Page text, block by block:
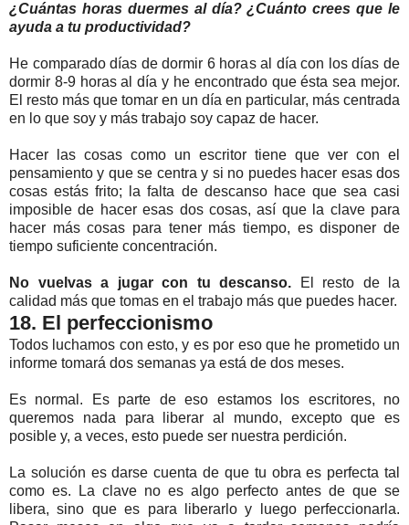
¿Cuántas horas duermes al día? ¿Cuánto crees que le
ayuda a tu productividad?
He comparado días de dormir 6 horas al día con los días de
dormir 8-9 horas al día y he encontrado que ésta sea mejor.
El resto más que tomar en un día en particular, más centrada
en lo que soy y más trabajo soy capaz de hacer.
Hacer las cosas como un escritor tiene que ver con el
pensamiento y que se centra y si no puedes hacer esas dos
cosas estás frito; la falta de descanso hace que sea casi
imposible de hacer esas dos cosas, así que la clave para
hacer más cosas para tener más tiempo, es disponer de
tiempo suficiente concentración.
No vuelvas a jugar con tu descanso. El resto de la
calidad más que tomas en el trabajo más que puedes hacer.
18. El perfeccionismo
Todos luchamos con esto, y es por eso que he prometido un
informe tomará dos semanas ya está de dos meses.
Es normal. Es parte de eso estamos los escritores, no
queremos nada para liberar al mundo, excepto que es
posible y, a veces, esto puede ser nuestra perdición.
La solución es darse cuenta de que tu obra es perfecta tal
como es. La clave no es algo perfecto antes de que se
libera, sino que es para liberarlo y luego perfeccionarla.